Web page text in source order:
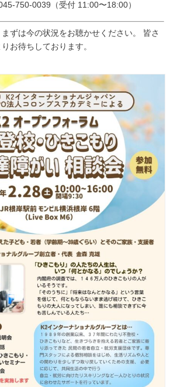
750-0039（受付 11:00〜18:00）
ずは今の状況をお聴かせください。 皆さ
お待ちしております。